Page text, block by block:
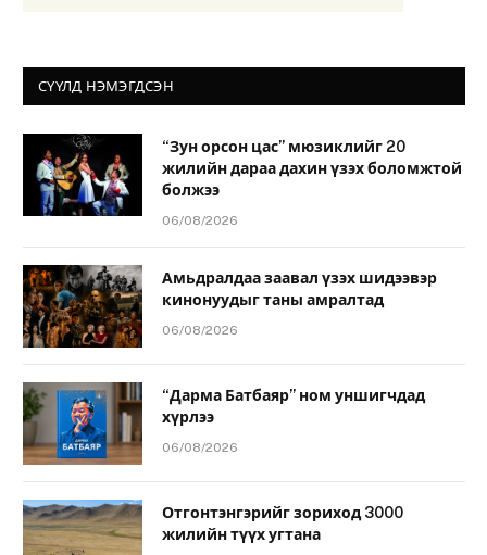
СҮҮЛД НЭМЭГДСЭН
“Зун орсон цас” мюзиклийг 20
жилийн дараа дахин үзэх боломжтой
болжээ
06/08/2026
Амьдралдаа заавал үзэх шидээвэр
кинонуудыг таны амралтад
06/08/2026
“Дарма Батбаяр” ном уншигчдад
хүрлээ
06/08/2026
Отгонтэнгэрийг зориход 3000
жилийн түүх угтана